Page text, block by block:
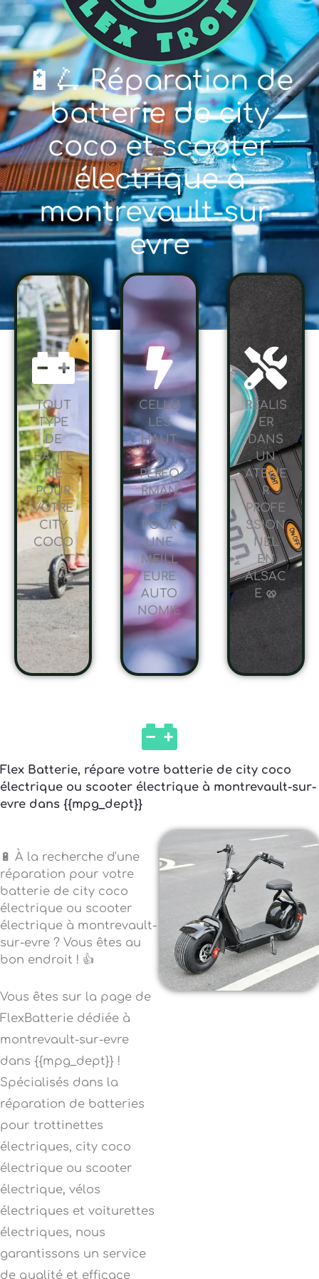
🔋🛴 Réparation de
batterie de city
coco et scooter
électrique à
montrevault-sur-
evre
TOUT
TYPE
DE
BATTE
RIE
POUR
VOTRE
CITY
COCO
CELLU
LES
HAUT
E
PERFO
RMAN
CE
POUR
UNE
MEILL
EURE
AUTO
NOMIE
RÉALIS
ER
DANS
UN
ATELIE
R
PROFE
SSION
NEL
EN
ALSAC
E 🥨
Flex Batterie, répare votre batterie de city coco
électrique ou scooter électrique à montrevault-sur-
evre dans {{mpg_dept}}
🔋 À la recherche d'une
réparation pour votre
batterie de city coco
électrique ou scooter
électrique à montrevault-
sur-evre ? Vous êtes au
bon endroit ! 👍
Vous êtes sur la page de
FlexBatterie dédiée à
montrevault-sur-evre
dans {{mpg_dept}} !
Spécialisés dans la
réparation de batteries
pour trottinettes
électriques, city coco
électrique ou scooter
électrique, vélos
électriques et voiturettes
électriques, nous
garantissons un service
de qualité et efficace